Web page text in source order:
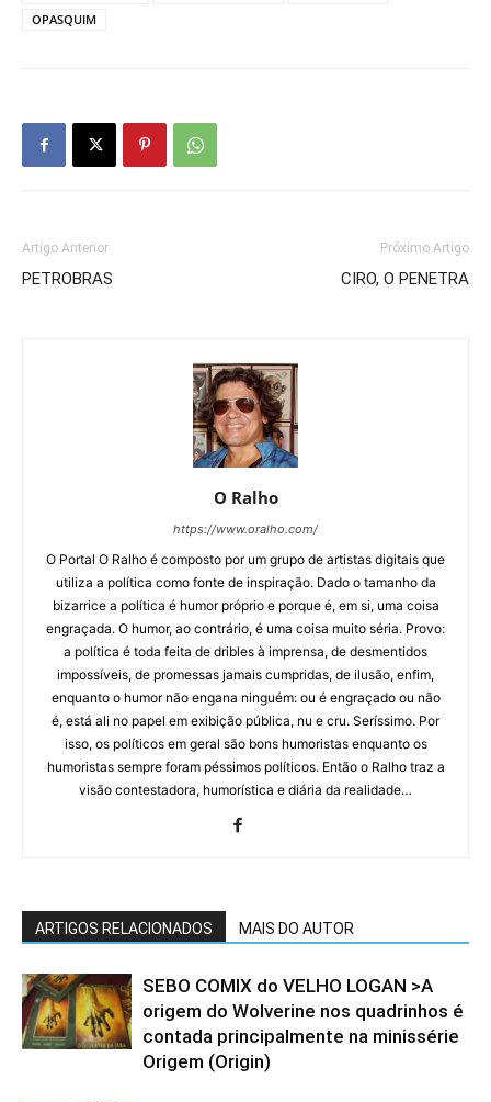
OPASQUIM
Artigo Anterior
PETROBRAS
Próximo Artigo
CIRO, O PENETRA
O Ralho
https://www.oralho.com/
O Portal O Ralho é composto por um grupo de artistas digitais que
utiliza a política como fonte de inspiração. Dado o tamanho da
bizarrice a política é humor próprio e porque é, em si, uma coisa
engraçada. O humor, ao contrário, é uma coisa muito séria. Provo:
a política é toda feita de dribles à imprensa, de desmentidos
impossíveis, de promessas jamais cumpridas, de ilusão, enfim,
enquanto o humor não engana ninguém: ou é engraçado ou não
é, está ali no papel em exibição pública, nu e cru. Seríssimo. Por
isso, os políticos em geral são bons humoristas enquanto os
humoristas sempre foram péssimos políticos. Então o Ralho traz a
visão contestadora, humorística e diária da realidade…
ARTIGOS RELACIONADOS MAIS DO AUTOR
SEBO COMIX do VELHO LOGAN >A
origem do Wolverine nos quadrinhos é
contada principalmente na minissérie
Origem (Origin)